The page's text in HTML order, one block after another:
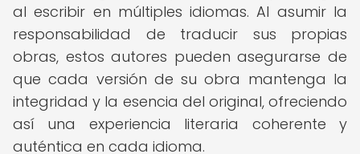
al escribir en múltiples idiomas. Al asumir la
responsabilidad de traducir sus propias
obras, estos autores pueden asegurarse de
que cada versión de su obra mantenga la
integridad y la esencia del original, ofreciendo
así una experiencia literaria coherente y
auténtica en cada idioma.